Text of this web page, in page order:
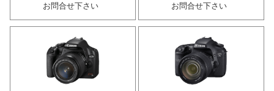
お問合せ下さい
お問合せ下さい